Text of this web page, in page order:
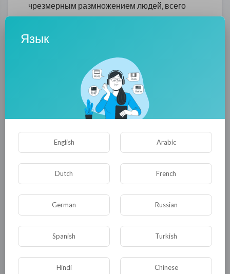
чрезмерным размножением людей, всего
один - необходимо навести баланс
человечества. Как? Не имеет значения - тут
смертельно больного человека - он согласен
Судя по тупости, которой люди блещут на
страницах интернета, скорее всего это будет
огонь ада, то есть ядерная война. А чего с
вами церемониться, когда каждый слышит и
Да, попусту не тешьте себя надеждой, ибо с
вами войну можно только отсрочить, но её
нельзя избежать. А когда полетят ядерные
ракеты, вспоминайте написанное здесь,
конечно, кто прочитает этот пост. Но и таких
будет немного, потому что... об этом читай
Язык
English Arabic
Dutch French
German Russian
Spanish Turkish
Hindi Chinese